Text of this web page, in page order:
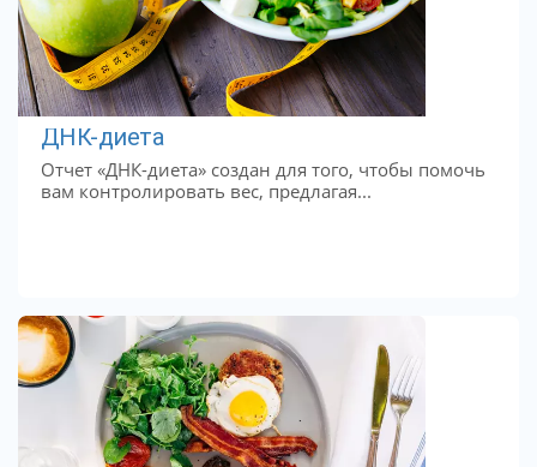
ДНК-диета
Отчет «ДНК-диета» создан для того, чтобы помочь
вам контролировать вес, предлагая...